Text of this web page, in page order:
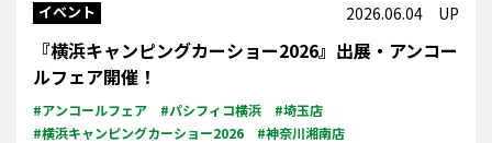
イベント 2026.06.04 UP
『横浜キャンピングカーショー2026』出展・アンコー
ルフェア開催！
#アンコールフェア #パシフィコ横浜
#埼玉店
#横浜キャンピングカーショー2026
#神奈川湘南店